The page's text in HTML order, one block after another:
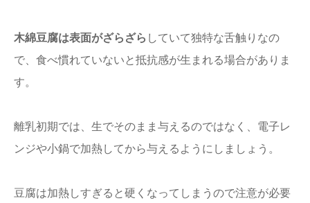
木綿豆腐は表面がざらざら していて独特な舌触りなの
で、食べ慣れていないと抵抗感が生まれる場合がありま
す。
離乳初期では、生でそのまま与えるのではなく、電子レ
ンジや小鍋で加熱してから与えるようにしましょう。
豆腐は加熱しすぎると硬くなってしまうので注意が必要